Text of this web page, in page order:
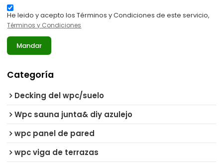
He leido y acepto los Términos y Condiciones de este servicio,
Términos y Condiciones
Mandar
Categoría
Decking del wpc/suelo
Wpc sauna junta& diy azulejo
wpc panel de pared
wpc viga de terrazas